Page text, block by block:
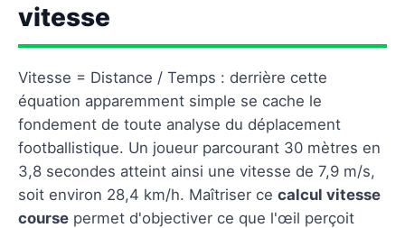
vitesse
Vitesse = Distance / Temps : derrière cette
équation apparemment simple se cache le
fondement de toute analyse du déplacement
footballistique. Un joueur parcourant 30 mètres en
3,8 secondes atteint ainsi une vitesse de 7,9 m/s,
soit environ 28,4 km/h. Maîtriser ce calcul vitesse
course permet d'objectiver ce que l'œil perçoit